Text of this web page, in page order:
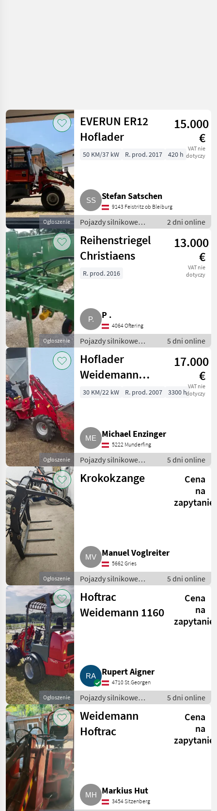
Ogłoszenie
EVERUN ER12
Hoflader
15.000
€
VAT nie
dotyczy
50 KM/37 kW R. prod. 2017 420 h
Stefan Satschen
9143 Feistritz ob Bleiburg
Pojazdy silnikowe
rolnicze / Ładowarki
rolnicze
2 dni online
Ogłoszenie
Reihenstriegel
Christiaens
13.000
€
VAT nie
dotyczy
R. prod. 2016
P .
4064 Oftering
Pojazdy silnikowe
rolnicze / Ładowarki
rolnicze
5 dni online
Ogłoszenie
Hoflader
Weidemann
Hoftrac 1130
17.000
€
VAT nie
dotyczy
30 KM/22 kW R. prod. 2007 3300 h
Michael Enzinger
5222 Munderfing
Pojazdy silnikowe
rolnicze / Ładowarki
rolnicze
5 dni online
Ogłoszenie
Krokokzange
Cena
na
zapytanie
Manuel Voglreiter
5662 Gries
Pojazdy silnikowe
rolnicze / Ładowarki
rolnicze
5 dni online
Ogłoszenie
Hoftrac
Weidemann 1160
Cena
na
zapytanie
Rupert Aigner
4710 St.Georgen
Pojazdy silnikowe
rolnicze / Ładowarki
rolnicze
5 dni online
Weidemann
Hoftrac
Cena
na
zapytanie
Markius Hut
3454 Sitzenberg